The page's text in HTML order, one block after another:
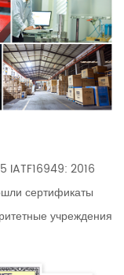
IATF16949: 2016
сертификаты
учреждения